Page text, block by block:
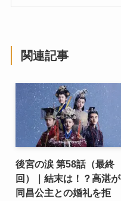
関連記事
後宮の涙 第58話（最終
回）｜結末は！？高湛が
同昌公主との婚礼を拒